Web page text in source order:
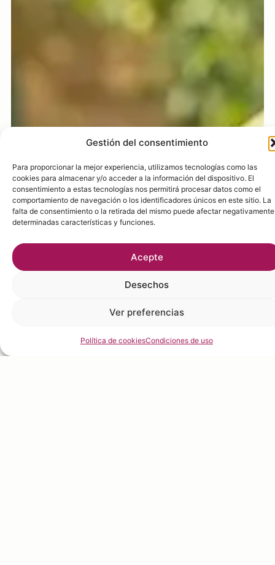
Gestión del consentimiento
Para proporcionar la mejor experiencia, utilizamos tecnologías como las
consentimiento a estas tecnologías nos permitirá procesar datos como el
comportamiento de navegación o los identificadores únicos en este sitio. La
falta de consentimiento o la retirada del mismo puede afectar negativamente
a determinadas características y funciones.
Desechos
Ver preferencias
Política de cookies Condiciones de uso